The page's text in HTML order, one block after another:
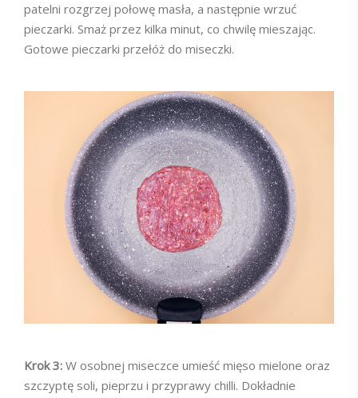
patelni rozgrzej połowę masła, a następnie wrzuć
pieczarki. Smaż przez kilka minut, co chwilę mieszając.
Gotowe pieczarki przełóż do miseczki.
Krok 3: W osobnej miseczce umieść mięso mielone oraz
szczyptę soli, pieprzu i przyprawy chilli. Dokładnie